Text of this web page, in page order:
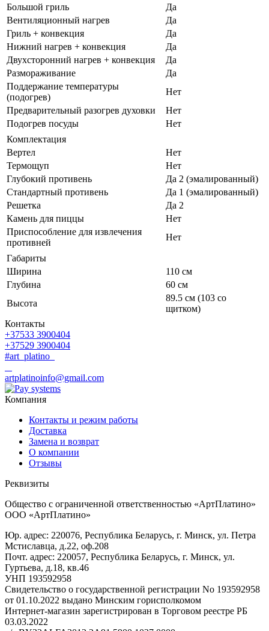
Большой гриль
Да
Вентиляционный нагрев
Да
Гриль + конвекция
Да
Нижний нагрев + конвекция
Да
Двухсторонний нагрев + конвекция
Да
Размораживание
Да
Поддержание температуры
(подогрев)
Нет
Предварительный разогрев духовки
Нет
Подогрев посуды
Нет
Комплектация
Вертел
Нет
Термощуп
Нет
Глубокий противень
Да 2 (эмалированный)
Стандартный противень
Да 1 (эмалированный)
Решетка
Да 2
Камень для пиццы
Нет
Приспособление для извлечения
противней
Нет
Габариты
Ширина
110 см
Глубина
60 см
Высота
89.5 см (103 со
щитком)
Контакты
+37533 3900404
+37529 3900404
#art_platino
artplatinoinfo@gmail.com
Компания
Контакты и режим работы
Доставка
Замена и возврат
О компании
Отзывы
Реквизиты
Общество с ограниченной ответственностью «АртПлатино»
ООО «АртПлатино»
Юр. адрес: 220076, Республика Беларусь, г. Минск, ул. Петра
Мстиславца, д.22, оф.208
Почт. адрес: 220057, Республика Беларусь, г. Минск, ул.
Гуртьева, д.18, кв.46
УНП 193592958
Свидетельство о государственной регистрации No 193592958
от 01.10.2022 выдано Минским горисполкомом
Интернет-магазин зарегистрирован в Торговом реестре РБ
03.03.2022